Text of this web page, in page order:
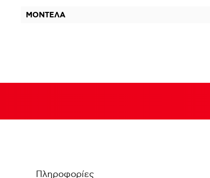
ΜΟΝΤΕΛΑ
Πληροφορίες